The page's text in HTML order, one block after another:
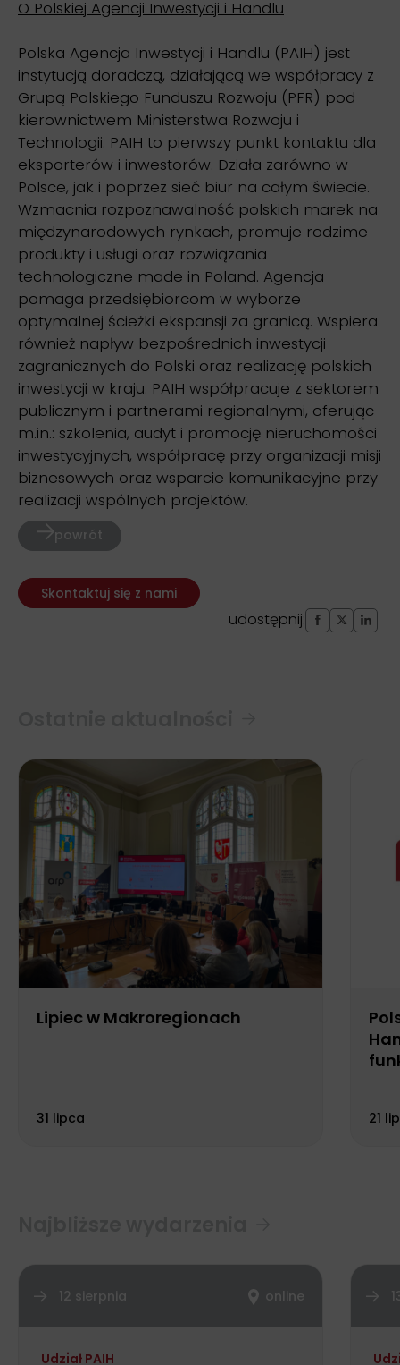
O Polskiej Agencji Inwestycji i Handlu
Polska Agencja Inwestycji i Handlu (PAIH) jest
instytucją doradczą, działającą we współpracy z
Grupą Polskiego Funduszu Rozwoju (PFR) pod
kierownictwem Ministerstwa Rozwoju i
Technologii. PAIH to pierwszy punkt kontaktu dla
eksporterów i inwestorów. Działa zarówno w
Polsce, jak i poprzez sieć biur na całym świecie.
Wzmacnia rozpoznawalność polskich marek na
międzynarodowych rynkach, promuje rodzime
produkty i usługi oraz rozwiązania
technologiczne made in Poland. Agencja
pomaga przedsiębiorcom w wyborze
optymalnej ścieżki ekspansji za granicą. Wspiera
również napływ bezpośrednich inwestycji
zagranicznych do Polski oraz realizację polskich
inwestycji w kraju. PAIH współpracuje z sektorem
publicznym i partnerami regionalnymi, oferując
m.in.: szkolenia, audyt i promocję nieruchomości
inwestycyjnych, współpracę przy organizacji misji
biznesowych oraz wsparcie komunikacyjne przy
realizacji wspólnych projektów.
powrót
Skontaktuj się z nami
udostępnij:
Lipiec w Makroregionach
31 lipca 21
12 sierpnia online
Udział PAIH